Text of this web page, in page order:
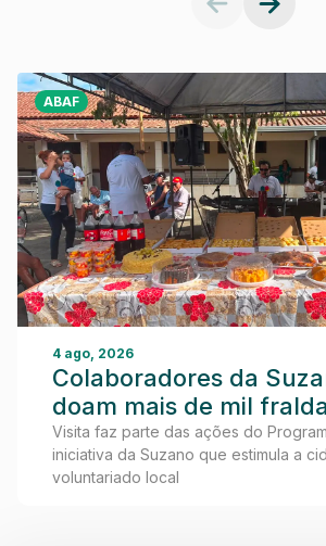
ABAF
4 ago, 2026
Colaboradores da
doam mais de mil
visita ao Lar dos Idosos
Teixeira de Freitas
Visita faz parte das ações do
iniciativa da Suzano que estimula a
voluntariado local